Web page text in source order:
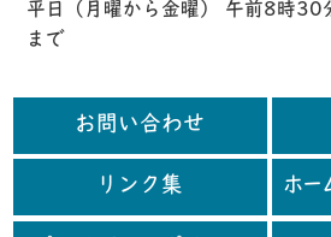
平日（月曜から金曜） 午前8時30
まで
お問い合わせ
リンク集 ホー